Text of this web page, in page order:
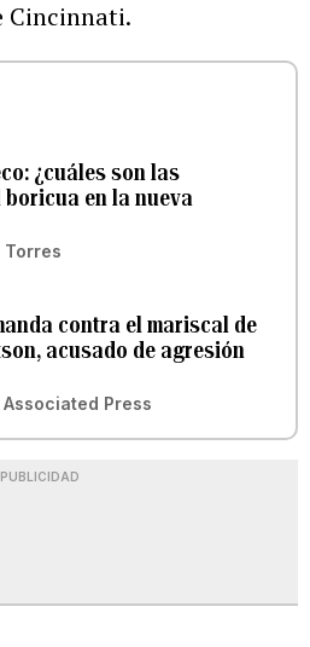
Cincinnati.
¿cuáles son las
en la nueva
Torres
contra el mariscal de
acusado de agresión
Press
PUBLICIDAD